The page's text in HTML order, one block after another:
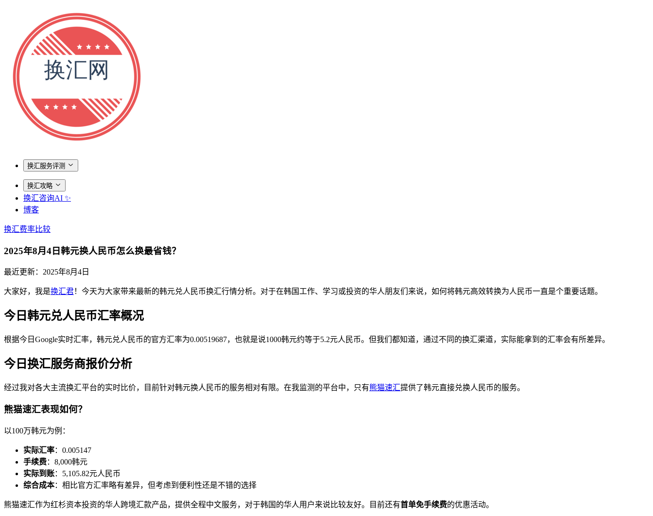
换汇服务评测
换汇攻略
换汇咨询AI ✨
博客
换汇费率比较
2025年8月4日韩元换人民币怎么换最省钱？
最近更新： 2025年8月4日
大家好，我是换汇君！今天为大家带来最新的韩元兑人民币换汇行情分析。对于在韩国工作、学习或投资的华人朋友们来说，如何将韩元高效转换为人民币一直是个重要话题。
今日韩元兑人民币汇率概况
根据今日Google实时汇率，韩元兑人民币的官方汇率为0.00519687，也就是说1000韩元约等于5.2元人民币。但我们都知道，通过不同的换汇渠道，实际能拿到的汇率会有所差异。
今日换汇服务商报价分析
经过我对各大主流换汇平台的实时比价，目前针对韩元换人民币的服务相对有限。在我监测的平台中，只有熊猫速汇提供了韩元直接兑换人民币的服务。
熊猫速汇表现如何？
以100万韩元为例：
实际汇率：0.005147
手续费：8,000韩元
实际到账：5,105.82元人民币
综合成本：相比官方汇率略有差异，但考虑到便利性还是不错的选择
熊猫速汇作为红杉资本投资的华人跨境汇款产品，提供全程中文服务，对于韩国的华人用户来说比较友好。目前还有首单免手续费的优惠活动。